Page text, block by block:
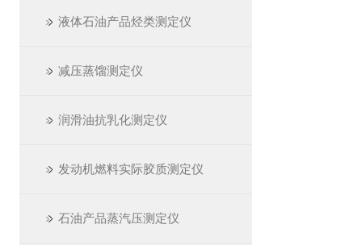
液体石油产品烃类测定仪
减压蒸馏测定仪
润滑油抗乳化测定仪
发动机燃料实际胶质测定仪
石油产品蒸汽压测定仪